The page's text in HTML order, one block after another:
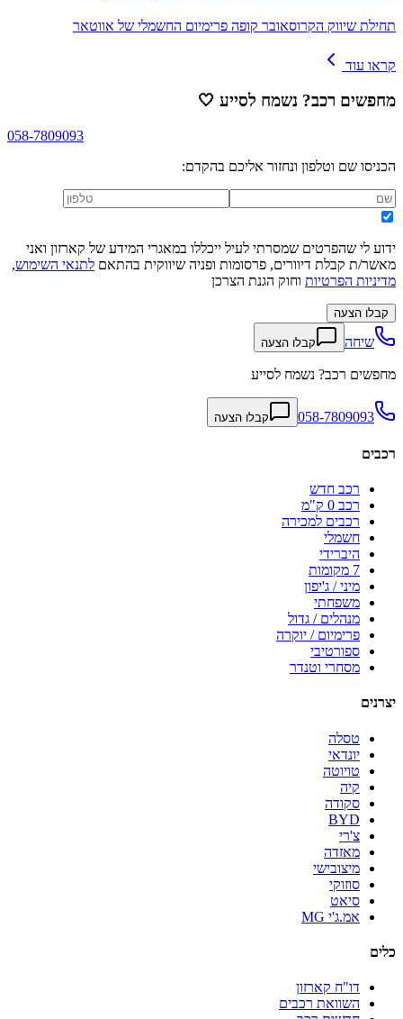
תחילת שיווק הקרוסאובר קופה פרימיום החשמלי של אווטאר
קראו עוד
מחפשים רכב? נשמח לסייע 🤍
058-7809093
הכניסו שם וטלפון ונחזור אליכם בהקדם:
ידוע לי שהפרטים שמסרתי לעיל ייכללו במאגרי המידע של קארזון ואני
מאשר/ת קבלת דיוורים, פרסומות ופניה שיווקית בהתאם לתנאי השימוש,
מדיניות הפרטיות וחוק הגנת הצרכן
קבלו הצעה
שיחה קבלו הצעה
מחפשים רכב? נשמח לסייע
058-7809093 קבלו הצעה
רכבים
רכב חדש
רכב 0 ק"מ
רכבים למכירה
חשמלי
היברידי
7 מקומות
מיני / ג'יפון
משפחתי
מנהלים / גדול
פרימיום / יוקרה
ספורטיבי
מסחרי וטנדר
יצרנים
טסלה
יונדאי
טויוטה
קיה
סקודה
BYD
צ'רי
מאזדה
מיצובישי
סוזוקי
סיאט
אמ.ג'י MG
כלים
דו"ח קארזון
השוואת רכבים